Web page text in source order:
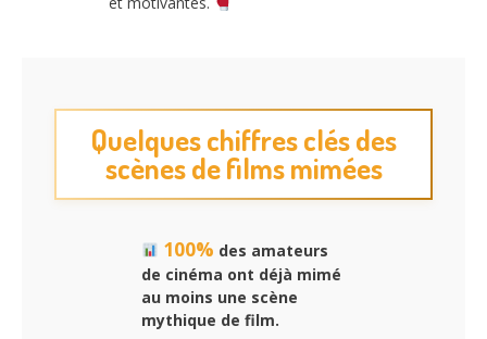
Quelques chiffres clés des
scènes de films mimées
100% des amateurs
de cinéma ont déjà mimé
au moins une scène
mythique de film.